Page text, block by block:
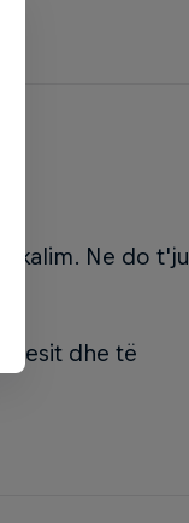
Ne do t'ju
dhe të